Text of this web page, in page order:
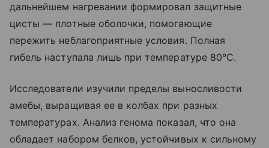
дальнейшем нагревании формировал защитные
цисты — плотные оболочки, помогающие
пережить неблагоприятные условия. Полная
гибель наступала лишь при температуре 80°C.
Исследователи изучили пределы выносливости
амебы, выращивая ее в колбах при разных
температурах. Анализ генома показал, что она
обладает набором белков, устойчивых к сильному